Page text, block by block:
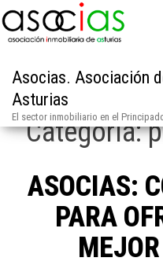
Asocias. Asociación
Asturias
El sector inmobiliario en el
Categoría:
ASOCIAS:
PARA